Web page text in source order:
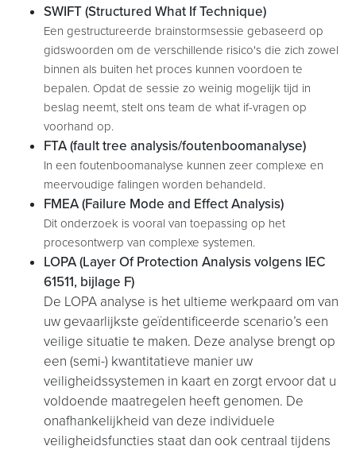
SWIFT (Structured What If Technique)
Een gestructureerde brainstormsessie gebaseerd op
gidswoorden om de verschillende risico's die zich zowel
binnen als buiten het proces kunnen voordoen te
bepalen. Opdat de sessie zo weinig mogelijk tijd in
beslag neemt, stelt ons team de what if-vragen op
voorhand op.
FTA (fault tree analysis/foutenboomanalyse)
In een foutenboomanalyse kunnen zeer complexe en
meervoudige falingen worden behandeld.
FMEA (Failure Mode and Effect Analysis)
Dit onderzoek is vooral van toepassing op het
procesontwerp van complexe systemen.
LOPA (Layer Of Protection Analysis volgens IEC
61511, bijlage F)
De LOPA analyse is het ultieme werkpaard om van
uw gevaarlijkste geïdentificeerde scenario’s een
veilige situatie te maken. Deze analyse brengt op
een (semi-) kwantitatieve manier uw
veiligheidssystemen in kaart en zorgt ervoor dat u
voldoende maatregelen heeft genomen. De
onafhankelijkheid van deze individuele
veiligheidsfuncties staat dan ook centraal tijdens